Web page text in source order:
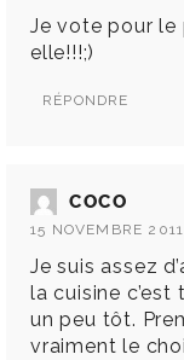
Je vote pour le
elle!!!;)
RÉPONDRE
COCO
15 NOVEMBRE
Je suis assez
la cuisine c’est
un peu tôt.
vraiment le